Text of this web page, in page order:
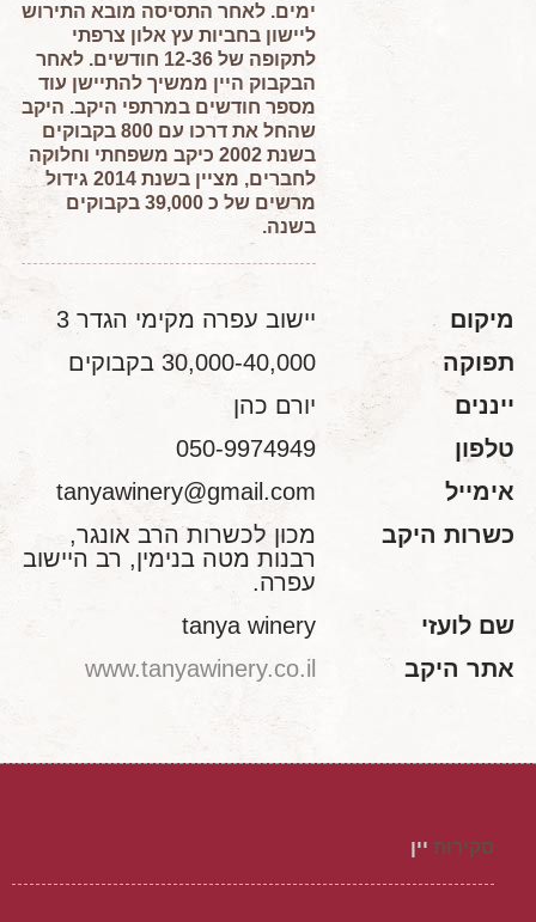
ימים. לאחר התסיסה מובא התירוש
ליישון בחביות עץ אלון צרפתי
לתקופה של 12-36 חודשים. לאחר
הבקבוק היין ממשיך להתיישן עוד
מספר חודשים במרתפי היקב. היקב
שהחל את דרכו עם 800 בקבוקים
בשנת 2002 כיקב משפחתי וחלוקה
לחברים, מציין בשנת 2014 גידול
מרשים של כ 39,000 בקבוקים
בשנה.
מיקום
יישוב עפרה מקימי הגדר 3
תפוקה
30,000-40,000 בקבוקים
ייננים
יורם כהן
טלפון
050-9974949
אימייל
tanyawinery@gmail.com
כשרות היקב
מכון לכשרות הרב אונגר,
רבנות מטה בנימין, רב היישוב
עפרה.
שם לועזי
tanya winery
אתר היקב
www.tanyawinery.co.il
סקירות יין